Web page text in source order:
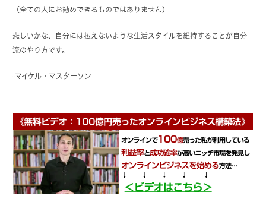
（全ての人にお勧めできるものではありません）
悲しいかな、自分には払えないような生活スタイルを維持することが自分
流のやり方です。
-マイケル・マスターソン